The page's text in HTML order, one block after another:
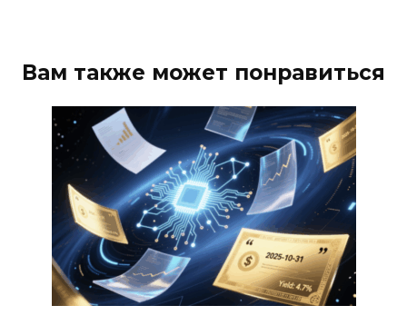
Вам также может понравиться